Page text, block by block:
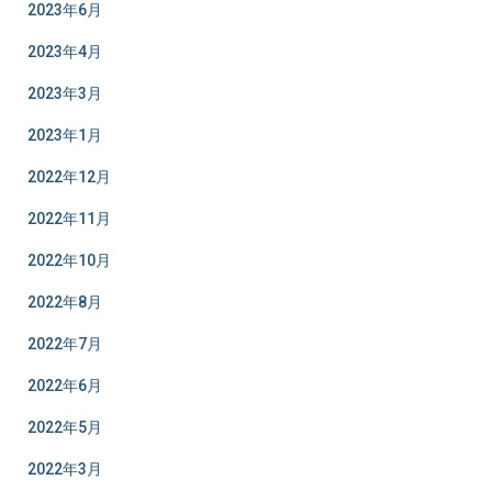
2023年6月
2023年4月
2023年3月
2023年1月
2022年12月
2022年11月
2022年10月
2022年8月
2022年7月
2022年6月
2022年5月
2022年3月